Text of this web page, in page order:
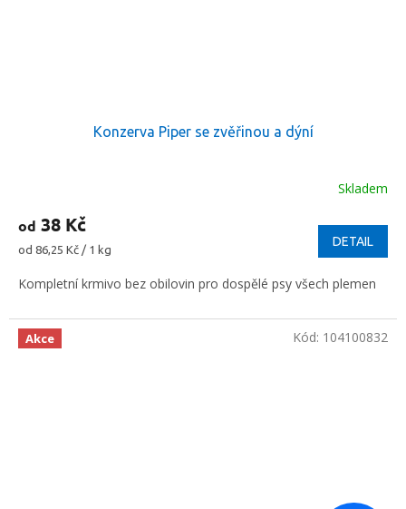
Konzerva Piper se zvěřinou a dýní
Skladem
od 38 Kč
Měrná
od 86,25 Kč / 1 kg
DETAIL
Kompletní krmivo bez obilovin pro dospělé psy všech plemen
Akce Kód: 104100832